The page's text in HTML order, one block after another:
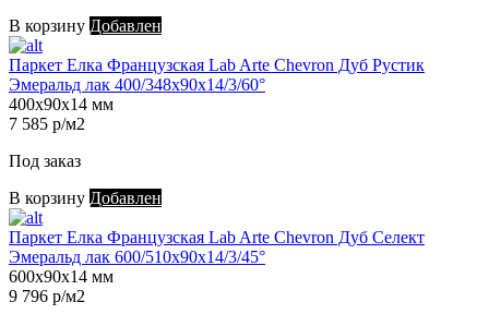
В корзину Добавлен
Паркет Елка Французская Lab Arte Chevron Дуб Рустик
Эмеральд лак 400/348х90х14/3/60°
400х90х14 мм
7 585 р/м2
Под заказ
В корзину Добавлен
Паркет Елка Французская Lab Arte Chevron Дуб Селект
Эмеральд лак 600/510х90х14/3/45°
600х90х14 мм
9 796 р/м2